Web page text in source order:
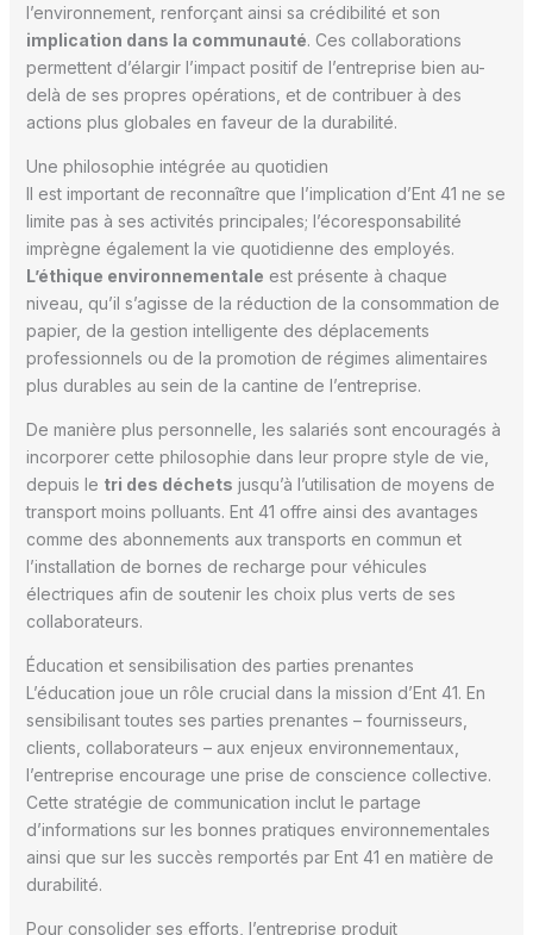
l’environnement, renforçant ainsi sa crédibilité et son
implication dans la communauté. Ces collaborations
permettent d’élargir l’impact positif de l’entreprise bien au-
delà de ses propres opérations, et de contribuer à des
actions plus globales en faveur de la durabilité.
Une philosophie intégrée au quotidien
Il est important de reconnaître que l’implication d’Ent 41 ne se
limite pas à ses activités principales; l’écoresponsabilité
imprègne également la vie quotidienne des employés.
L’éthique environnementale est présente à chaque
niveau, qu’il s’agisse de la réduction de la consommation de
papier, de la gestion intelligente des déplacements
professionnels ou de la promotion de régimes alimentaires
plus durables au sein de la cantine de l’entreprise.
De manière plus personnelle, les salariés sont encouragés à
incorporer cette philosophie dans leur propre style de vie,
depuis le tri des déchets jusqu’à l’utilisation de moyens de
transport moins polluants. Ent 41 offre ainsi des avantages
comme des abonnements aux transports en commun et
l’installation de bornes de recharge pour véhicules
électriques afin de soutenir les choix plus verts de ses
collaborateurs.
Éducation et sensibilisation des parties prenantes
L’éducation joue un rôle crucial dans la mission d’Ent 41. En
sensibilisant toutes ses parties prenantes – fournisseurs,
clients, collaborateurs – aux enjeux environnementaux,
l’entreprise encourage une prise de conscience collective.
Cette stratégie de communication inclut le partage
d’informations sur les bonnes pratiques environnementales
ainsi que sur les succès remportés par Ent 41 en matière de
durabilité.
Pour consolider ses efforts, l’entreprise produit